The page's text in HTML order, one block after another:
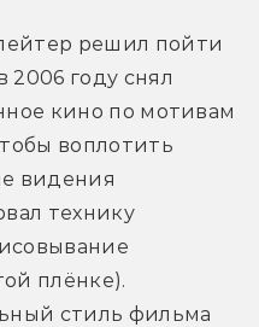
решил пойти
2006 году снял
кино по мотивам
воплотить
видения
технику
плёнке).
стиль фильма